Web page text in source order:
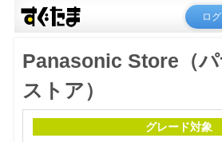
ロ
Panasonic Store（
ストア）
グレード対象